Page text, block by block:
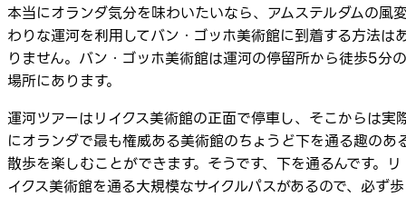
本当にオランダ気分を味わいたいなら、アムステルダムの風
わりな運河を利用してバン・ゴッホ美術館に到着する方法は
りません。バン・ゴッホ美術館は運河の停留所から徒歩5分の
場所にあります。
運河ツアーはリイクス美術館の正面で停車し、そこからは実
にオランダで最も権威ある美術館のちょうど下を通る趣のあ
散歩を楽しむことができます。そうです、下を通るんです。リ
イクス美術館を通る大規模なサイクルパスがあるので、必ず歩